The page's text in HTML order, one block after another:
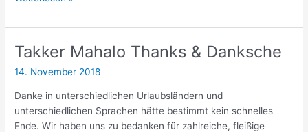
wie
Urlaub
Takker Mahalo Thanks & Danksche
14. November 2018
Danke in unterschiedlichen Urlaubsländern und
unterschiedlichen Sprachen hätte bestimmt kein schnelles
Ende. Wir haben uns zu bedanken für zahlreiche, fleißige